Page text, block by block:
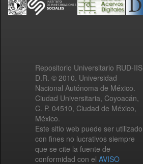
Repositorio Universitario RUD-IIS
D.R. © 2010. Universidad
Nacional Autónoma de México.
Ciudad Universitaria, Coyoacán,
C. P. 04510, Ciudad de México,
México.
Este sitio web puede ser utilizado
con fines no lucrativos siempre
que se cite la fuente de
conformidad con el AVISO